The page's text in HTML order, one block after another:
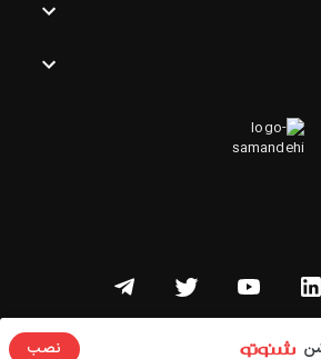
نصب
این وبسایت متعلق به شنوتو است